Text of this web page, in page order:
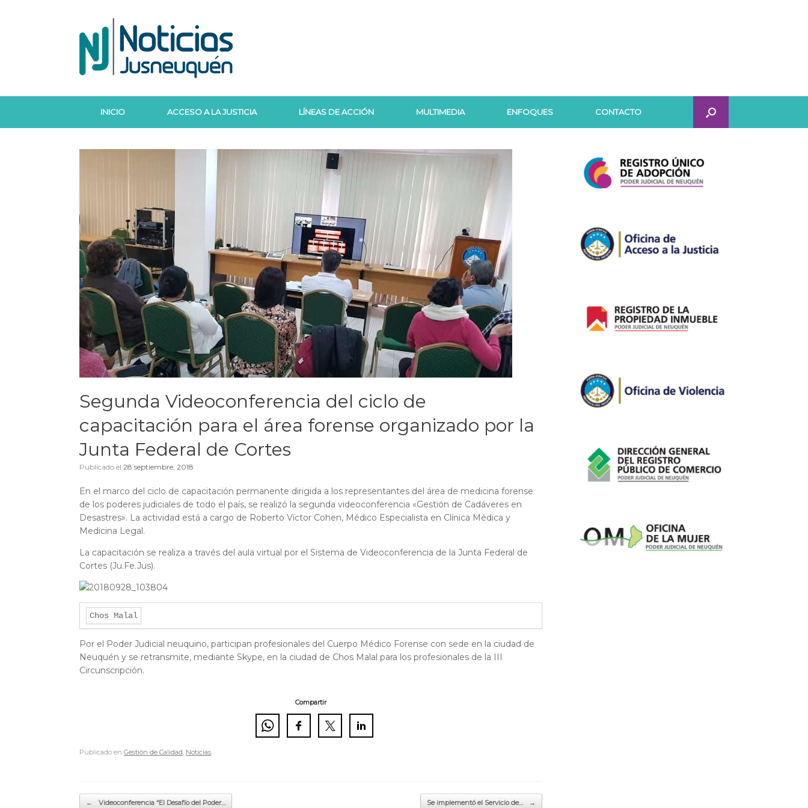
INICIO ACCESO A LA JUSTICIA LÍNEAS DE ACCIÓN MULTIMEDIA ENFOQUES CONTACTO
Segunda Videoconferencia del ciclo de
capacitación para el área forense organizado por la
Junta Federal de Cortes
Publicado el 28 septiembre, 2018
En el marco del ciclo de capacitación permanente dirigida a los representantes del área de medicina forense
de los poderes judiciales de todo el país, se realizó la segunda videoconferencia «Gestión de Cadáveres en
Desastres». La actividad está a cargo de Roberto Víctor Cohen, Médico Especialista en Clínica Médica y
Medicina Legal.
La capacitación se realiza a través del aula virtual por el Sistema de Videoconferencia de la Junta Federal de
Cortes (Ju.Fe.Jus).
Por el Poder Judicial neuquino, participan profesionales del Cuerpo Médico Forense con sede en la ciudad de
Neuquén y se retransmite, mediante Skype, en la ciudad de Chos Malal para los profesionales de la III
Circunscripción.
Compartir
Publicado en Gestión de Calidad, Noticias.
Navegador de artículos
← Videoconferencia “El Desafío del Poder… Se implementó el Servicio de… →